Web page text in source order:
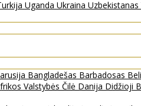
Uganda Ukraina Uzbekistanas
Bangladešas Barbadosas
Valstybės Čilė Danija Didžioji